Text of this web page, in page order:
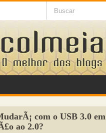
NotÃ­cias SaÃºde
com o USB 3.0 em
ao 2.0?